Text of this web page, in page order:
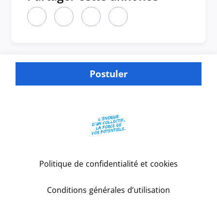
Partager cette annonce sur LinkedIn (nouvelle
Partager cette annonce sur X (nouvelle
Partager cette annonce sur
Partager cette annonce
Postuler
Politique de confidentialité et cookies
Conditions générales d’utilisation